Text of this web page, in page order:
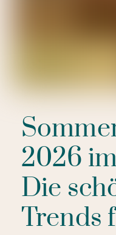
2026
Die
Trends